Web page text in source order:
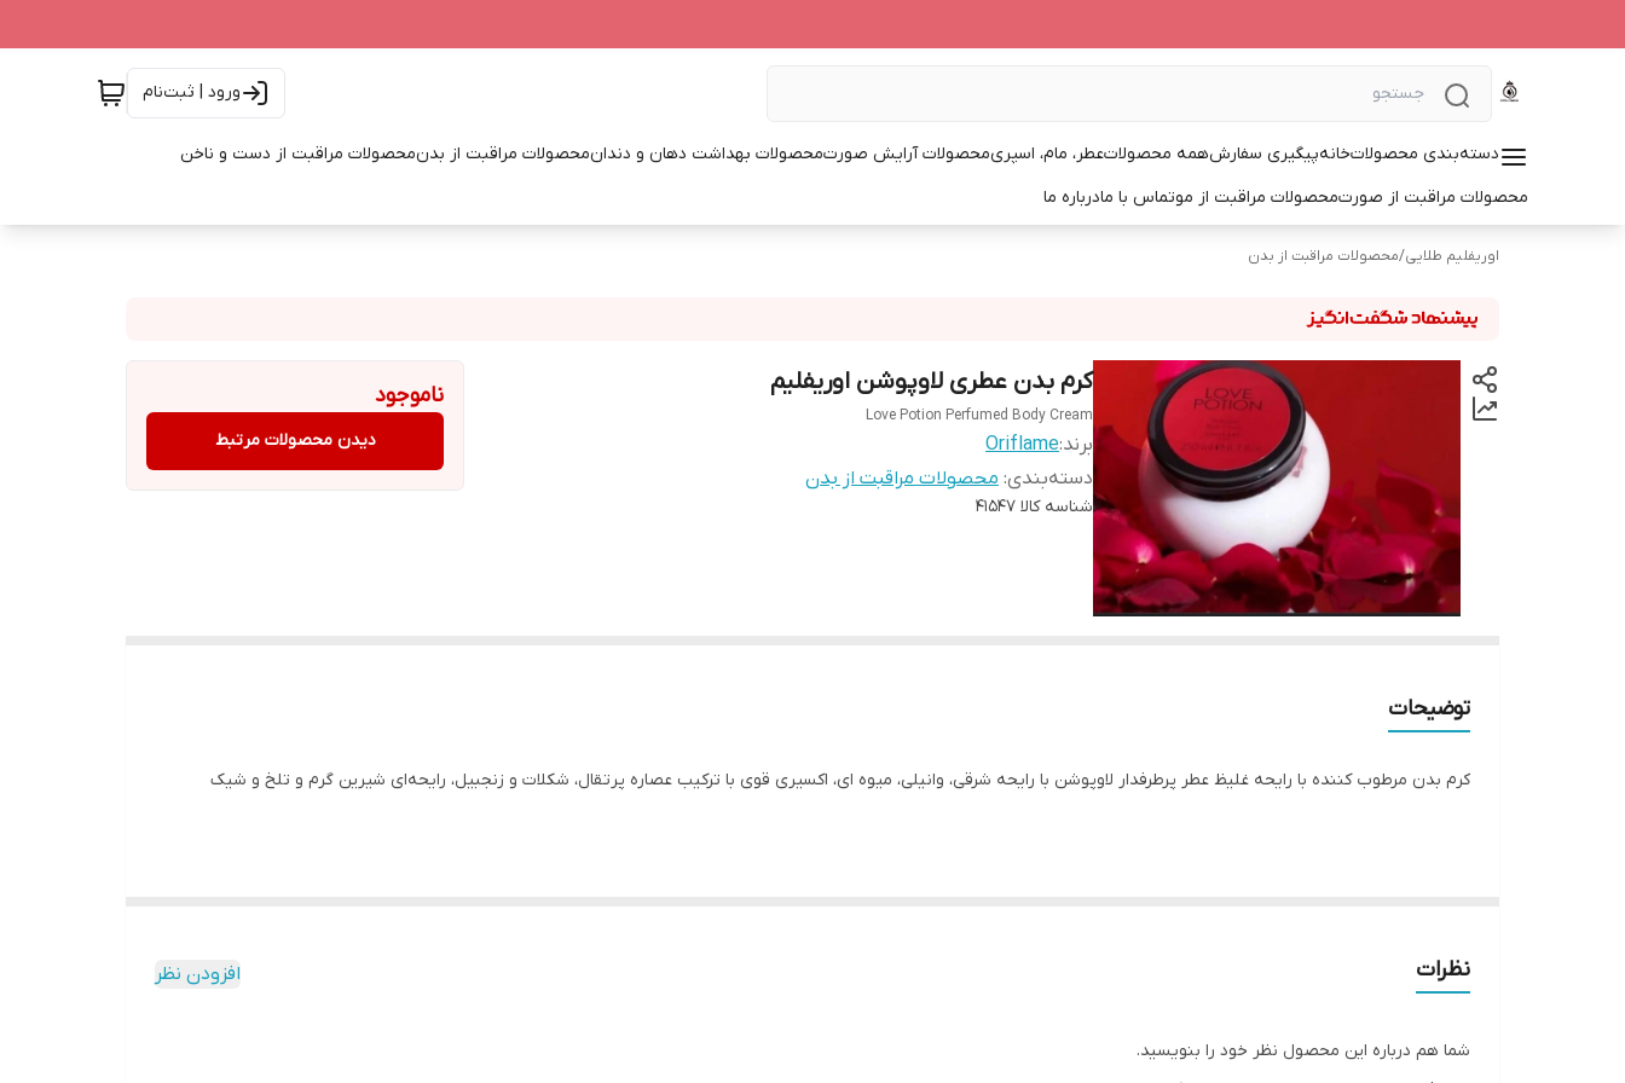
ورود | ثبت‌نام
دسته‌بندی محصولاتخانهپیگیری سفارشهمه محصولاتعطر، مام، اسپریمحصولات آرایش صورتمحصولات بهداشت دهان و دندانمحصولات مراقبت از بدنمحصولات مراقبت از دست و ناخن
محصولات مراقبت از صورتمحصولات مراقبت از موتماس با مادرباره ما
اوریفلیم طلایی/محصولات مراقبت از بدن
کرم بدن عطری لاوپوشن اوریفلیم
Love Potion Perfumed Body Cream
برند:Oriflame
دسته‌بندی: محصولات مراقبت از بدن
شناسه کالا 41547
ناموجود
دیدن محصولات مرتبط
توضیحات
کرم بدن مرطوب کننده با رایحه غلیظ عطر پرطرفدار لاوپوشن با رایحه شرقی، وانیلی، میوه ای، اکسیری قوی با ترکیب عصاره پرتقال، شکلات و زنجبیل، رایحه‌ای شیرین گرم و تلخ و شیک
نظرات افزودن نظر
شما هم درباره این محصول نظر خود را بنویسید.